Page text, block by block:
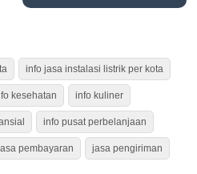
info jasa instalasi listrik per kota
kesehatan info kuliner
info pusat perbelanjaan
pembayaran jasa pengiriman